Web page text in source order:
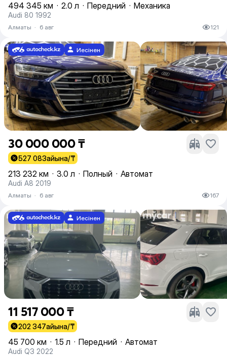
494 345 км · 2.0 л · Передний · Механика
Audi 80 1992
Алматы · 6 авг 121
Иесінен
30 000 000 ₸
527 083айына/₸
213 232 км · 3.0 л · Полный · Автомат
Audi A8 2019
Алматы · 6 авг 167
Иесінен
11 517 000 ₸
202 347айына/₸
45 700 км · 1.5 л · Передний · Автомат
Audi Q3 2022